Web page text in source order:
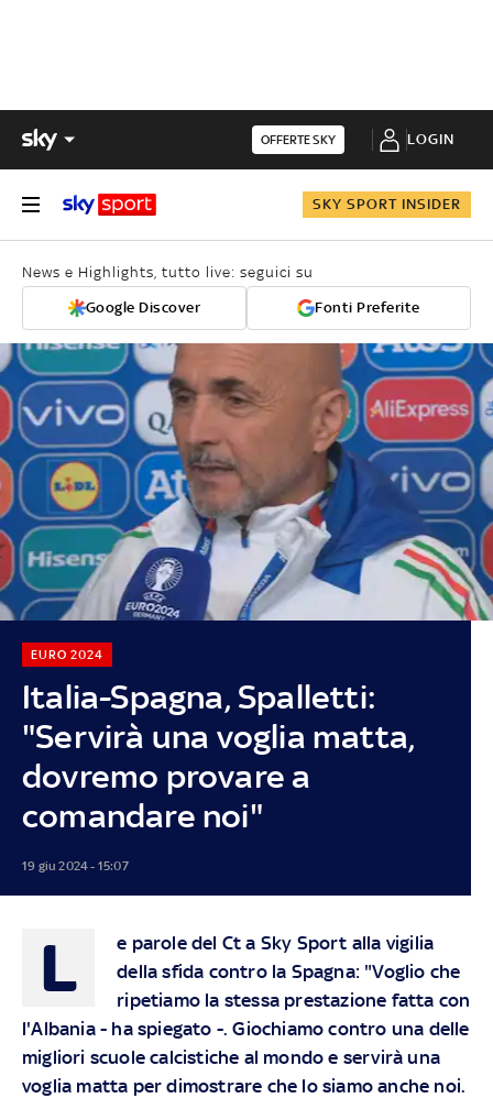
OFFERTE SKY LOGIN
SKY SPORT INSIDER
News e Highlights, tutto live: seguici su
Google Discover Fonti Preferite
Italia-Spagna, Spalletti:
"Servirà una voglia matta,
dovremo provare a
comandare noi"
EURO 2024
19 giu 2024 - 15:07
L
e parole del Ct a Sky Sport alla vigilia
della sfida contro la Spagna: "Voglio che
ripetiamo la stessa prestazione fatta con
l'Albania - ha spiegato -. Giochiamo contro una delle
migliori scuole calcistiche al mondo e servirà una
voglia matta per dimostrare che lo siamo anche noi.